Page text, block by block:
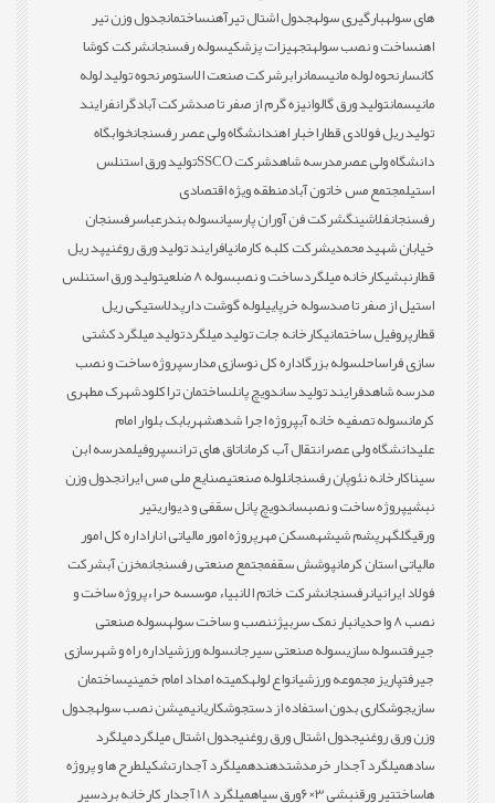
های سولهبارگیری سولهجدول اشتال تیرآهنساختمانجدول وزن تیر
اهنساخت و نصب سولهتجهیزات پزشکیسوله رفسنجانشرکت کوشا
کانسارنحوه لوله مانیسمانرابرشرکت صنعت الاستومرنحوه تولید لوله
مانیسمانتولید ورق گالوانیزه گرم از صفر تا صدشرکت آبادگرانفرایند
تولید ریل فولادی قطاراخبار اهندانشگاه ولی عصر رفسنجانخوابگاه
دانشگاه ولی عصرمدرسه شاهدشرکت SSCO
تولید ورق استنلس
استیلمجتمع مس خاتون آبادمنطقه ویژه اقتصادی
رفسنجانفلاشینگشرکت فن آوران پارسیانسوله بندرعباسرفسنجان
خیابان شهید محمدیشرکت کلبه کارمانیافرایند تولید ورق روغنیپد ریل
قطارنبشیکارخانه میلگردساخت و نصبسوله 8 ضلعی
تولید ورق استنلس
استیل از صفر تا صدسوله خرپاییلوله گوشت دارپدلاستیکی ریل
قطارپروفیل ساختمانیکارخانه جات تولید میلگردتولید میلگردکشتی
سازی فراساحلسوله بزرگاداره کل نوسازی مدارسپروژه ساخت و نصب
مدرسه شاهدفرایند تولید ساندویچ پانلساختمان تراکلودشهرک مطهری
کرمانسوله تصفیه خانه آبپروژه اجرا شدهشهربابک بلوار امام
علیدانشگاه ولی عصرانتقال آب کرماناتاق های ترانسپروفیلمدرسه ابن
سیناکارخانه نئوپان رفسنجانلوله صنعتیصنایع ملی مس ایرانجدول وزن
نبشیپروژه ساخت و نصبساندویچ پانل سقفی و دیواریتیر
ورقیگلگهرپشم شیشهمسکن مهرپروژه امور مالیاتی اناراداره کل امور
مالیاتی استان کرمانپوشش سقفمجتمع صنعتی رفسنجانمخزن آبشرکت
فولاد ایرانیانرفسنجانشرکت خاتم الانبیاء موسسه حراءپروژه ساخت و
نصب 8 واحدی
انبار نمک سربیژننصب و ساخت سولهسوله صنعتی
جیرفتسوله سازیسوله صنعتی سیرجانسوله ورزشیاداره راه و شهرسازی
جیرفتپاریز مجموعه ورزشیانواع لولهکمیته امداد امام خمینیساختمان
سازیجوشکاری بدون استفاده از دستجوشکاریانیمیشن نصب سولهجدول
وزن ورق روغنیجدول اشتال ورق روغنیجدول اشتال میلگردمیلگرد
سادهمیلگرد آجدار خرمدشتدهندهمیلگرد آجدارتشکیلطرح ها و پروژه
هاساختتیر ورقنبشی 3×6 ورق سیاه
میلگرد 18 آجدار کارخانه بردسیر